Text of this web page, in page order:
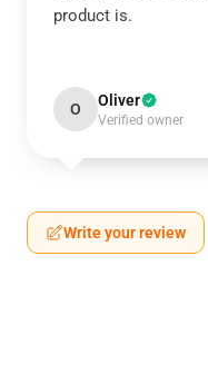
product is.
O Oliver
Verified owner
Write your review